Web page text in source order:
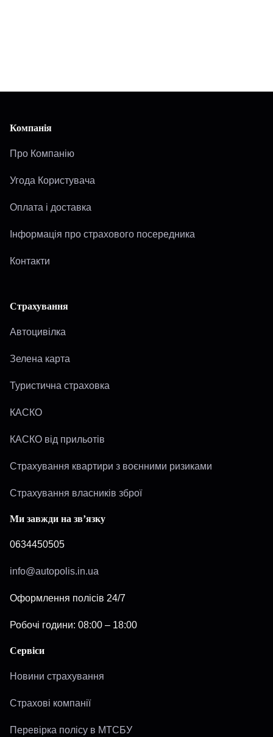
Компанія
Про Компанію
Угода Користувача
Оплата і доставка
Інформація про страхового посередника
Контакти
Страхування
Автоцивілка
Зелена карта
Туристична страховка
КАСКО
КАСКО від прильотів
Страхування квартири з воєнними ризиками
Страхування власників зброї
Ми завжди на зв’язку
0634450505
info@autopolis.in.ua
Оформлення полісів 24/7
Робочі години: 08:00 – 18:00
Сервіси
Новини страхування
Страхові компанії
Перевірка полісу в МТСБУ